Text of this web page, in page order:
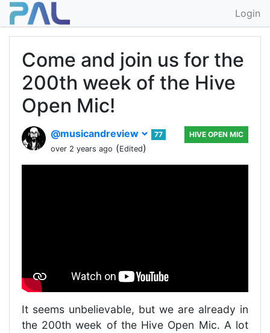
Login
Come and join us for the
200th week of the Hive
Open Mic!
@musicandreview
77
over 2 years ago (Edited)
HIVE OPEN MIC
It seems unbelievable, but we are already in
the 200th week of the Hive Open Mic. A lot